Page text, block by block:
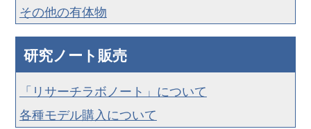
その他の有体物
研究ノート販売
「リサーチラボノート」について
各種モデル購入について